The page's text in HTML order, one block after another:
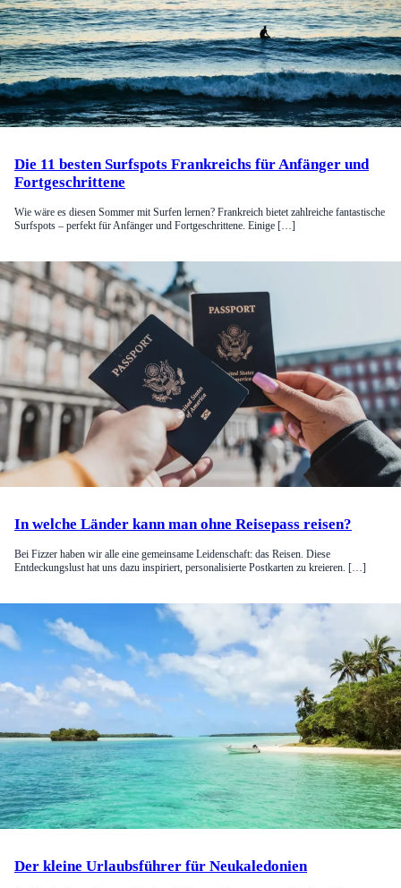
Die 11 besten Surfspots Frankreichs für Anfänger und
Fortgeschrittene
Wie wäre es diesen Sommer mit Surfen lernen? Frankreich bietet zahlreiche fantastische
Surfspots – perfekt für Anfänger und Fortgeschrittene. Einige […]
In welche Länder kann man ohne Reisepass reisen?
Bei Fizzer haben wir alle eine gemeinsame Leidenschaft: das Reisen. Diese
Entdeckungslust hat uns dazu inspiriert, personalisierte Postkarten zu kreieren. […]
Der kleine Urlaubsführer für Neukaledonien